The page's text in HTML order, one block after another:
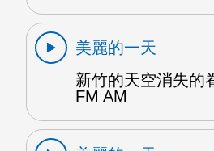
美麗的一天
新竹的天空消失的
FM AM